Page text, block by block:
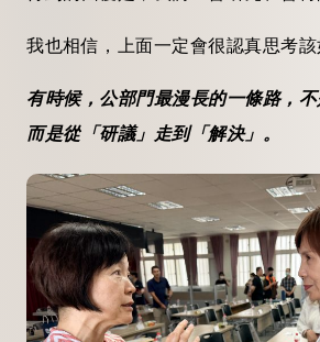
我也相信，上面一定會很認真思考
有時候，公部門最漫長的一條路，不
而是從「研議」走到「解決」。